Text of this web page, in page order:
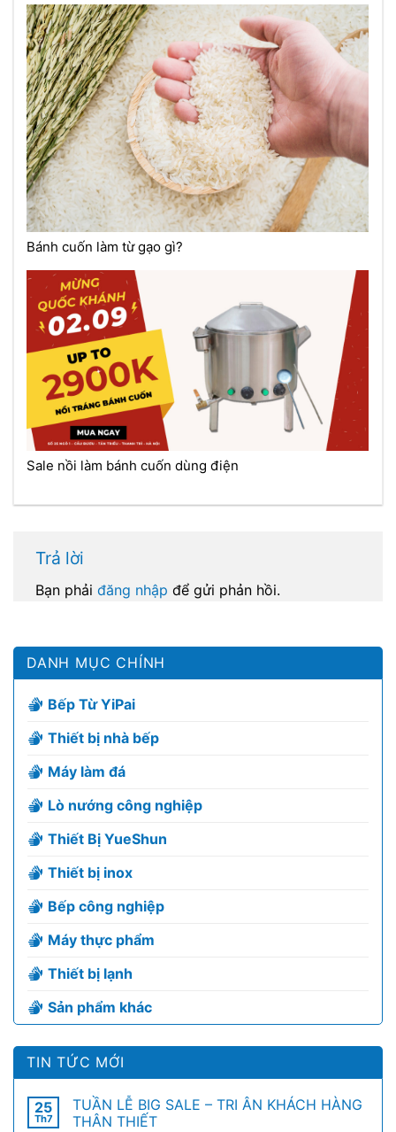
Bánh cuốn làm từ gạo gì?
Sale nồi làm bánh cuốn dùng điện
Trả lời
Bạn phải đăng nhập để gửi phản hồi.
DANH MỤC CHÍNH
Bếp Từ YiPai
Thiết bị nhà bếp
Máy làm đá
Lò nướng công nghiệp
Thiết Bị YueShun
Thiết bị inox
Bếp công nghiệp
Máy thực phẩm
Thiết bị lạnh
Sản phẩm khác
TIN TỨC MỚI
25
Th7
TUẦN LỄ BIG SALE – TRI ÂN KHÁCH HÀNG
THÂN THIẾT